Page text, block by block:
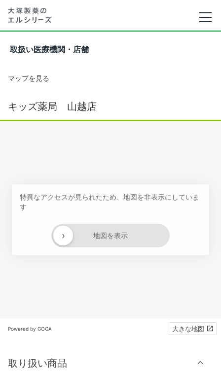
取扱い医療機関・店舗
マップを見る
キッズ薬局 山越店
特異なアクセスが見られたため、地図を非表示にしていま
す
地図を表示
›
Powered by GOGA 大きな地図
取り扱い商品